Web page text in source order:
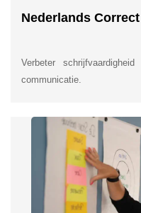
Nederlands
Verbeter
communicatie.